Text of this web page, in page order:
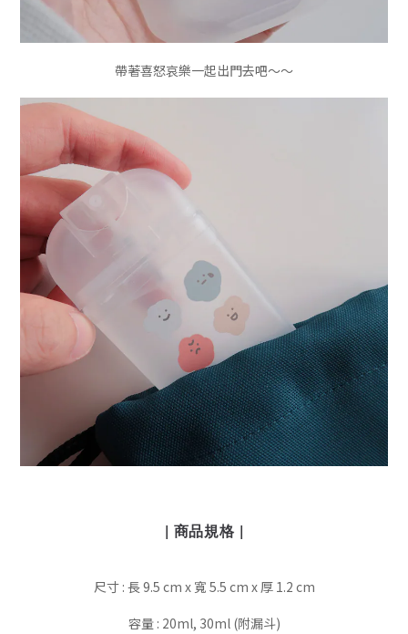
帶著喜怒哀樂一起出門去吧～～
| 商品規格 |
尺寸 : 長 9.5 cm x 寬 5.5 cm x 厚 1.2 cm
容量 : 20ml, 30ml (附漏斗)